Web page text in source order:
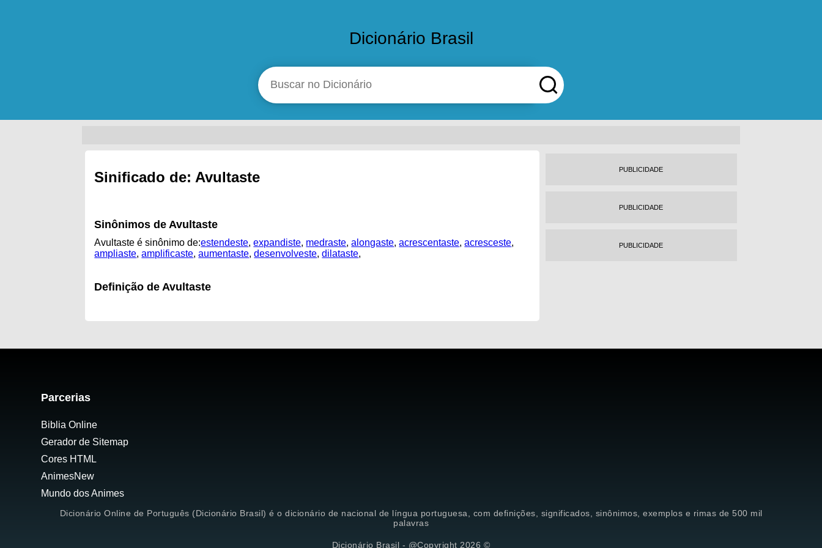
Dicionário Brasil
Sinificado de: Avultaste
Sinônimos de Avultaste
Avultaste é sinônimo de:estendeste,expandiste, medraste,alongaste,acrescentaste,acresceste,
ampliaste,amplificaste,aumentaste,desenvolveste,dilataste,
Definição de Avultaste
PUBLICIDADE
PUBLICIDADE
PUBLICIDADE
Parcerias
Biblia Online
Gerador de Sitemap
Cores HTML
AnimesNew
Mundo dos Animes
Dicionário Online de Português (Dicionário Brasil) é o dicionário de nacional de língua portuguesa, com definições, significados, sinônimos, exemplos e rimas de 500 mil
palavras
Dicionário Brasil - @Copyright 2026 ©